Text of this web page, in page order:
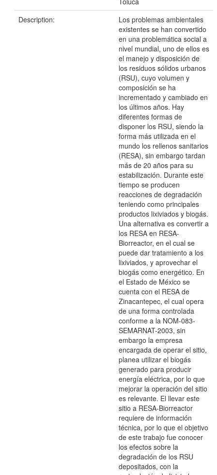
Description:
Los problemas ambientales
existentes se han convertido
en una problemática social a
nivel mundial, uno de ellos es
el manejo y disposición de
los residuos sólidos urbanos
(RSU), cuyo volumen y
composición se ha
incrementado y cambiado en
los últimos años. Hay
diferentes formas de
disponer los RSU, siendo la
forma más utilizada en el
mundo los rellenos sanitarios
(RESA), sin embargo tardan
más de 20 años para su
estabilización. Durante este
tiempo se producen
reacciones de degradación
teniendo como principales
productos lixiviados y biogás.
Una alternativa es convertir a
los RESA en RESA-
Biorreactor, en el cual se
puede dar tratamiento a los
lixiviados, y aprovechar el
biogás como energético. En
el Estado de México se
cuenta con el RESA de
Zinacantepec, el cual opera
de una forma controlada
conforme a la NOM-083-
SEMARNAT-2003, sin
embargo la empresa
encargada de operar el sitio,
planea utilizar el biogás
generado para producir
energía eléctrica, por lo que
mejorar la operación del sitio
es relevante. El llevar este
sitio a RESA-Biorreactor
requiere de información
técnica, por lo que el objetivo
de este trabajo fue conocer
los efectos sobre la
degradación de los RSU
depositados, con la